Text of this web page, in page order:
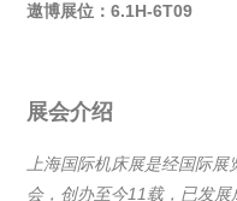
遨博展位：6.1H-6T09
展会介绍
上海国际机床展是经国际展
会，创办至今11载，已发展